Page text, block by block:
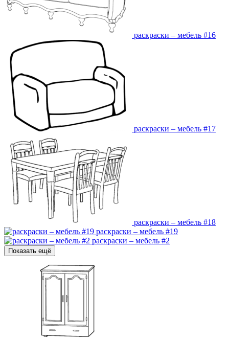
раскраски – мебель #16
раскраски – мебель #17
раскраски – мебель #18
раскраски – мебель #19
раскраски – мебель #2
Показать ещё